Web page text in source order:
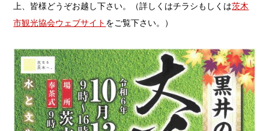
上、皆様どうぞお越し下さい。（詳しくはチラシもしくは茨木
市観光協会ウェブサイト をご覧下さい。）